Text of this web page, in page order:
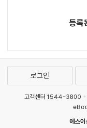
등록
로그인
고객센터 1544-3800
예스